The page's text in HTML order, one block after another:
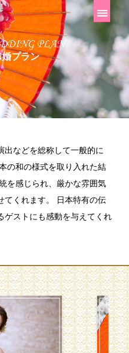
プラン
出などを総称して一般的に
の和の様式を取り入れた結
を感じられ、厳かな雰囲気
くれます。
日本特有の伝
ゲストにも感動を与えてくれ